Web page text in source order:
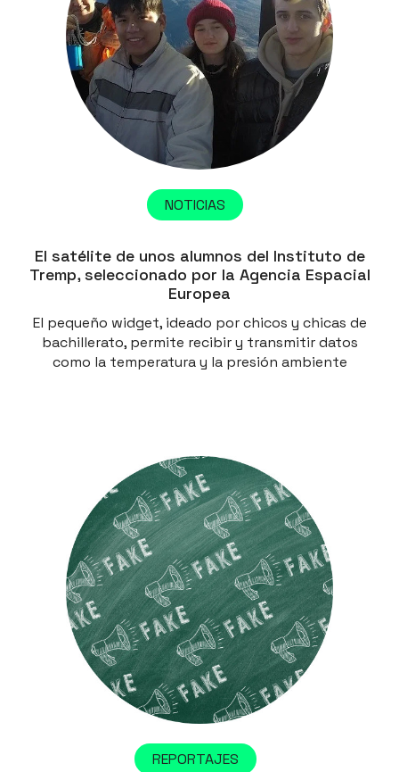
NOTICIAS
El satélite de unos alumnos del Instituto de
Tremp, seleccionado por la Agencia Espacial
Europea
El pequeño widget, ideado por chicos y chicas de
bachillerato, permite recibir y transmitir datos
como la temperatura y la presión ambiente
REPORTAJES